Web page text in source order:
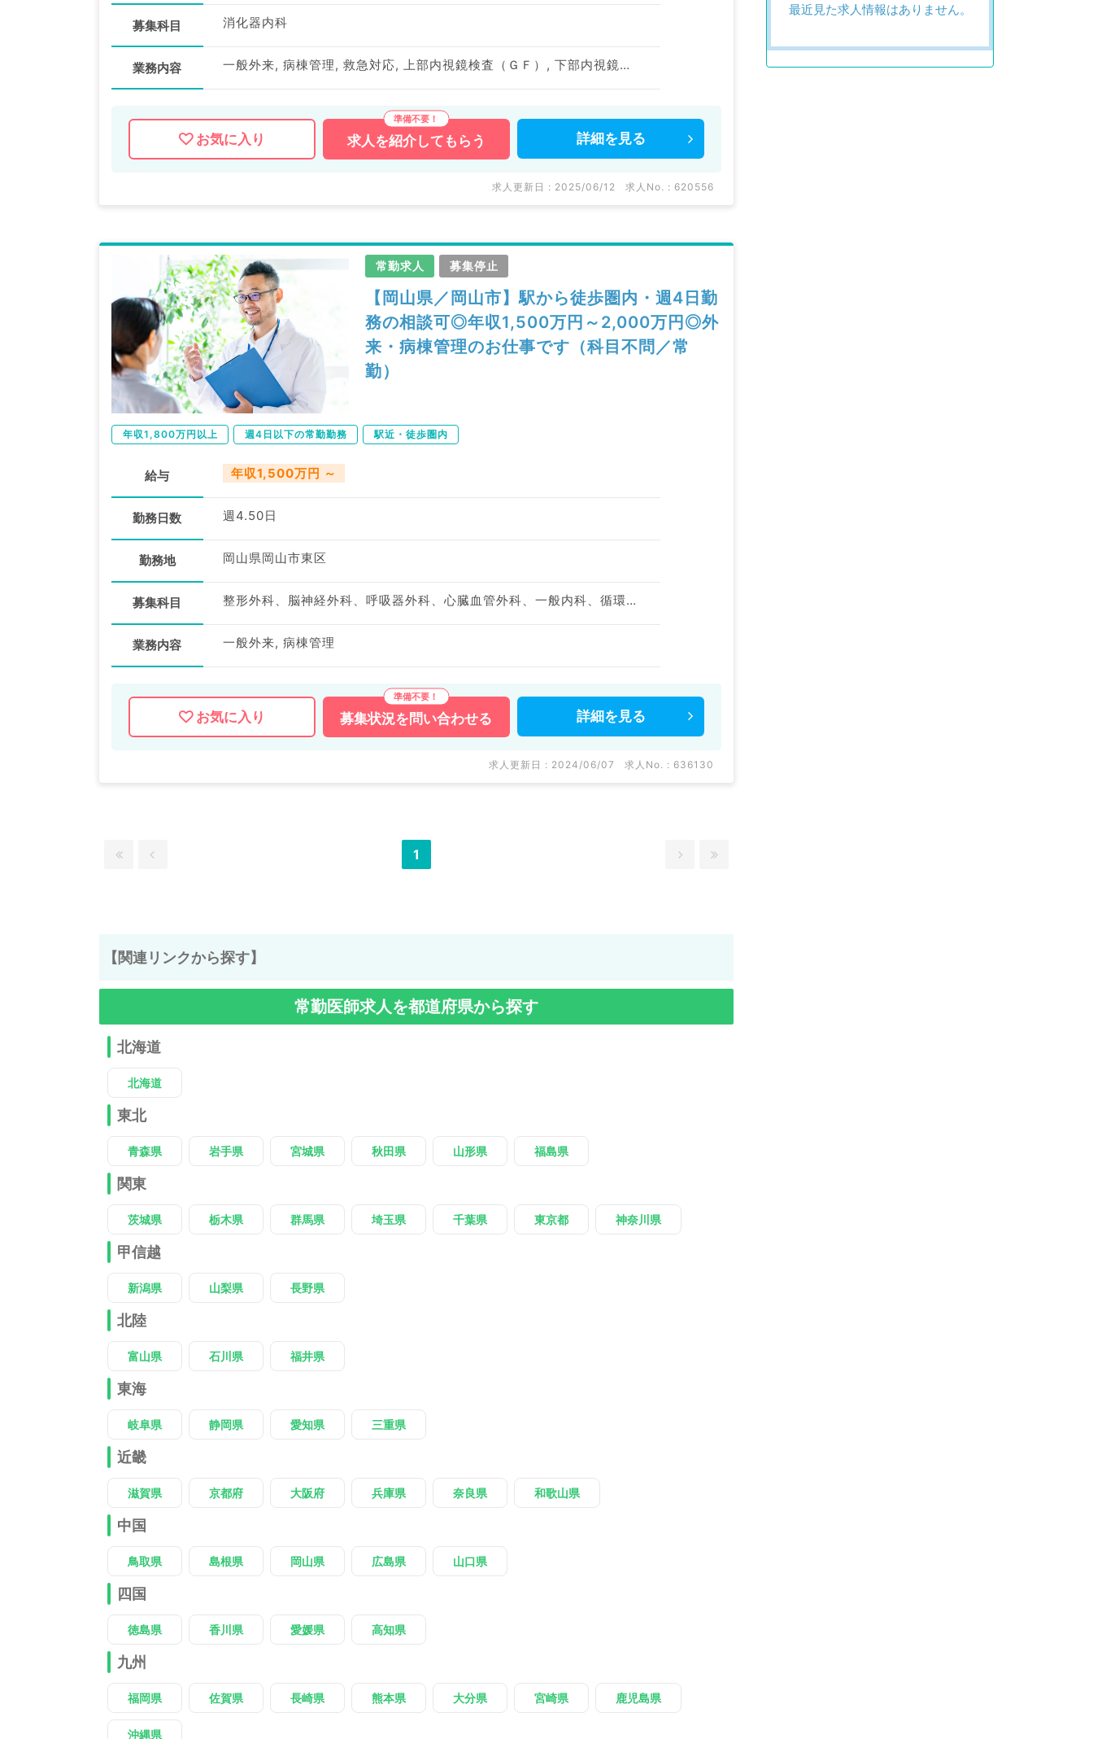
募集科目 消化器内科
業務内容 一般外来, 病棟管理, 救急対応, 上部内視鏡検査（ＧＦ）, 下部内視鏡検査（ＣＦ）, その他
お気に入り 求人を紹介してもらう 詳細を 見る
求人更新日 : 2025/06/12 求人No. : 620556
常勤求人 募集停止
【岡山県／岡山市】駅から徒歩圏内・週4日勤
務の相談可◎年収1,500万円～2,000万円◎外
来・病棟管理のお仕事です（科目不問／常
勤）
年収1,800万円以上 週4日以下の常勤勤務 駅近・徒歩圏内
給与 年収1,500万円 ～
勤務日数 週4.50日
勤務地 岡山県岡山市東区
募集科目 整形外科、脳神経外科、呼吸器外科、心臓血管外科、一般内科、循環器内科、呼吸器内科、消化器内科、内分泌・代謝内科、腎臓内科、外科系全般、一般外科、消化器外科
業務内容 一般外来, 病棟管理
お気に入り 募集状況を 問い合わせる 詳細を 見る
求人更新日 : 2024/06/07 求人No. : 636130
1
【関連リンクから探す】
常勤医師求人を都道府県から探す
北海道
北海道
東北
青森県 岩手県 宮城県 秋田県 山形県 福島県
関東
茨城県 栃木県 群馬県 埼玉県 千葉県 東京都 神奈川県
甲信越
新潟県 山梨県 長野県
北陸
富山県 石川県 福井県
東海
岐阜県 静岡県 愛知県 三重県
近畿
滋賀県 京都府 大阪府 兵庫県 奈良県 和歌山県
中国
鳥取県 島根県 岡山県 広島県 山口県
四国
徳島県 香川県 愛媛県 高知県
九州
福岡県 佐賀県 長崎県 熊本県 大分県 宮崎県 鹿児島県
沖縄県
最近見た求人情報はありません。